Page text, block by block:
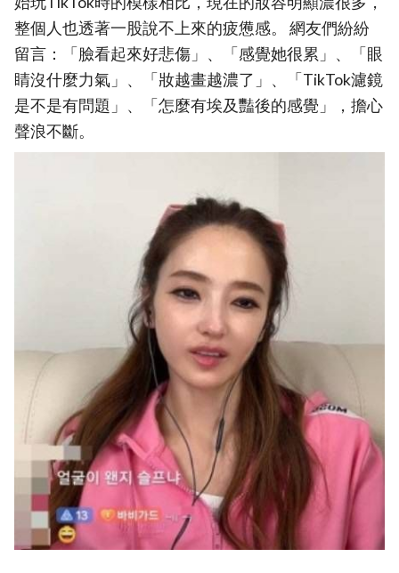
整個人也透著一股說不上來的疲憊感。 網友們紛紛
留言：「臉看起來好悲傷」、「感覺她很累」、「眼
睛沒什麼力氣」、「妝越畫越濃了」、「TikTok濾鏡
是不是有問題」、「怎麼有埃及豔後的感覺」，擔心
聲浪不斷。